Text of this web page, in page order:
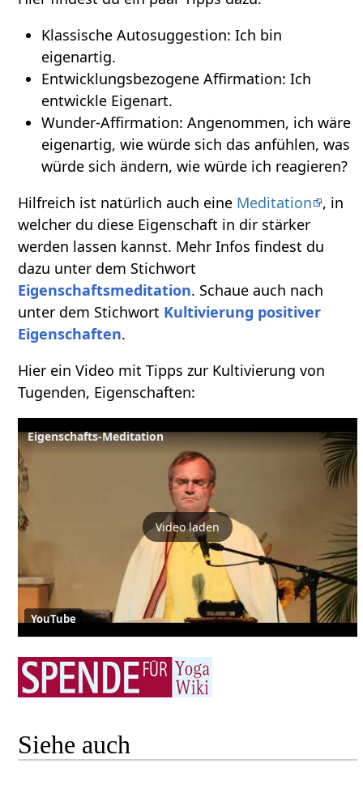
Klassische Autosuggestion: Ich bin
eigenartig.
Entwicklungsbezogene Affirmation: Ich
entwickle Eigenart.
Wunder-Affirmation: Angenommen, ich wäre
eigenartig, wie würde sich das anfühlen, was
würde sich ändern, wie würde ich reagieren?
Hilfreich ist natürlich auch eine Meditation
, in
welcher du diese Eigenschaft in dir stärker
werden lassen kannst. Mehr Infos findest du
dazu unter dem Stichwort
Eigenschaftsmeditation. Schaue auch nach
unter dem Stichwort Kultivierung positiver
Eigenschaften.
Hier ein Video mit Tipps zur Kultivierung von
Tugenden, Eigenschaften:
Eigenschafts-Meditation
Video laden
YouTube
Siehe auch